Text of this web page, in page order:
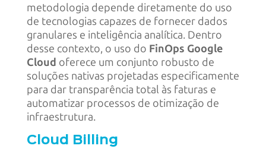
metodologia depende diretamente do uso
de tecnologias capazes de fornecer dados
granulares e inteligência analítica. Dentro
desse contexto, o uso do FinOps Google
Cloud oferece um conjunto robusto de
soluções nativas projetadas especificamente
para dar transparência total às faturas e
automatizar processos de otimização de
infraestrutura.
Cloud Billing